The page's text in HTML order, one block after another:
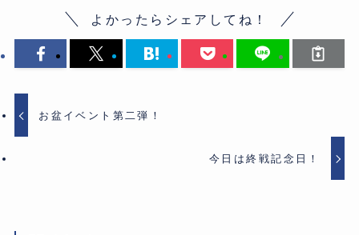
よかったらシェアしてね！
お盆イベント第二弾！
今日は終戦記念日！